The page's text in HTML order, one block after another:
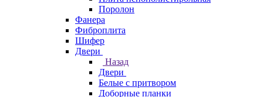
Поролон
Фанера
Фиброплита
Шифер
Двери
Назад
Двери
Белые с притвором
Доборные планки